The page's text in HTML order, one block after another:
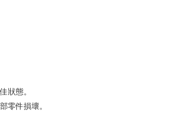
狀態。
零件損壞。